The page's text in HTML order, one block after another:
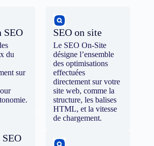
SEO
du
sur
SEO on site
Le SEO On-Site
désigne l’ensemble
des optimisations
effectuées
directement sur votre
site web, comme la
structure, les balises
HTML, et la vitesse
de chargement.